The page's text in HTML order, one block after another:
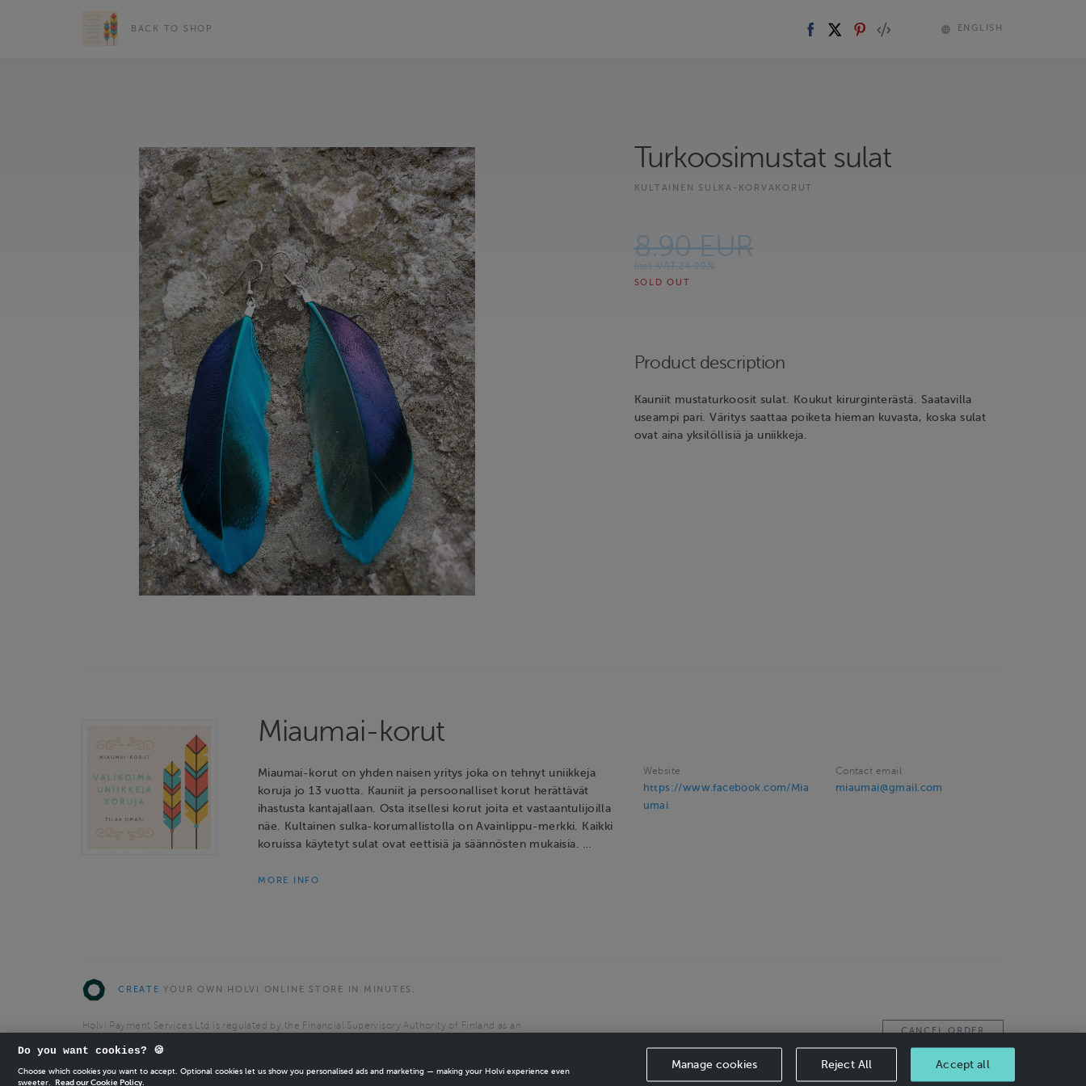
BACK TO SHOP ENGLISH
Turkoosimustat sulat
KULTAINEN SULKA-KORVAKORUT
8.90 EUR
Incl. VAT 24.00%
SOLD OUT
Product description
Kauniit mustaturkoosit sulat. Koukut kirurginterästä. Saatavilla
useampi pari. Väritys saattaa poiketa hieman kuvasta, koska sulat
ovat aina yksilöllisiä ja uniikkeja.
Miaumai-korut
Miaumai-korut on yhden naisen yritys joka on tehnyt uniikkeja
koruja jo 13 vuotta. Kauniit ja persoonalliset korut herättävät
ihastusta kantajallaan. Osta itsellesi korut joita et vastaantulijoilla
näe. Kultainen sulka-korumallistolla on Avainlippu-merkki. Kaikki
koruissa käytetyt sulat ovat eettisiä ja säännösten mukaisia. …
MORE INFO
Website
https://www.facebook.com/Mia
umai
Contact email
miaumai@gmail.com
CREATE YOUR OWN HOLVI ONLINE STORE IN MINUTES.
Holvi Payment Services Ltd is regulated by the Financial Supervisory Authority of Finland as an
CANCEL ORDER
Do you want cookies? 🍪
Choose which cookies you want to accept. Optional cookies let us show you personalised ads and marketing — making your Holvi experience even
sweeter.
Read our Cookie Policy.
Manage cookies Reject All Accept all